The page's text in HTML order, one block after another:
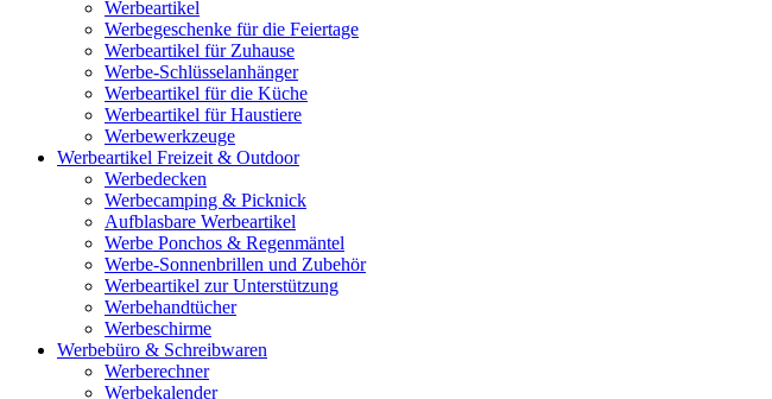
Werbeartikel
Werbegeschenke für die Feiertage
Werbeartikel für Zuhause
Werbe-Schlüsselanhänger
Werbeartikel für die Küche
Werbeartikel für Haustiere
Werbewerkzeuge
Werbeartikel Freizeit & Outdoor
Werbedecken
Werbecamping & Picknick
Aufblasbare Werbeartikel
Werbe Ponchos & Regenmäntel
Werbe-Sonnenbrillen und Zubehör
Werbeartikel zur Unterstützung
Werbehandtücher
Werbeschirme
Werbebüro & Schreibwaren
Werberechner
Werbekalender